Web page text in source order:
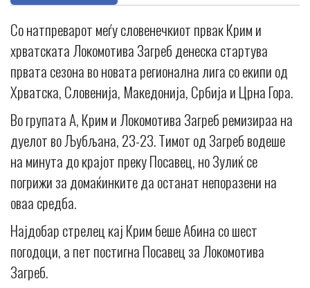
Со натпреварот меѓу словенечкиот првак Крим и
хрватската Локомотива Загреб денеска стартува
првата сезона во новата регионална лига со екипи од
Хрватска, Словенија, Македонија, Србија и Црна Гора.
Во групата А, Крим и Локомотива Загреб ремизираа на
дуелот во Љубљана, 23-23. Тимот од Загреб водеше
на минута до крајот преку Посавец, но Зулиќ се
погрижи за домаќинките да останат непоразени на
оваа средба.
Најдобар стрелец кај Крим беше Абина со шест
погодоци, а пет постигна Посавец за Локомотива
Загреб.